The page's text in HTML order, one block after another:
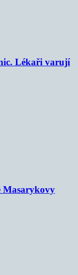
Lékaři varují
Masarykovy